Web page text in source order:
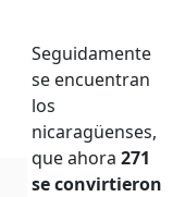
Seguidamente
se encuentran
los
nicaragüenses,
que ahora 271
se convirtieron